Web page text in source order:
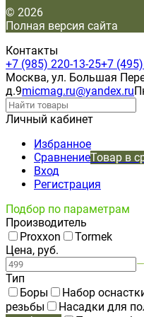
© 2026
Полная версия сайта
Контакты
+7 (985) 220-13-25+7
Москва, ул. Большая
д.9micmag.ru@yandex.ru
Личный кабинет
Избранное
СравнениеТовар в
Вход
Регистрация
Подбор по параметрам
Производитель
Proxxon
Tormek
Цена, руб.
—
Тип
Боры
Набор
резьбы
Насадки для